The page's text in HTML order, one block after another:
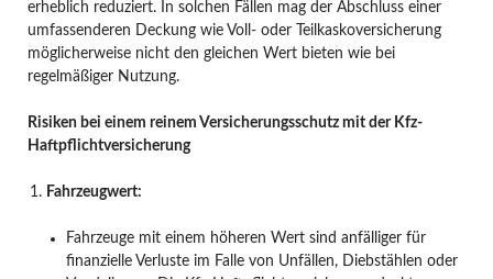
erheblich reduziert. In solchen Fällen mag der Abschluss einer
umfassenderen Deckung wie Voll- oder Teilkaskoversicherung
möglicherweise nicht den gleichen Wert bieten wie bei
regelmäßiger Nutzung.
Risiken bei einem reinem Versicherungsschutz mit der Kfz-
Haftpflichtversicherung
Fahrzeugwert:
Fahrzeuge mit einem höheren Wert sind anfälliger für
finanzielle Verluste im Falle von Unfällen, Diebstählen oder